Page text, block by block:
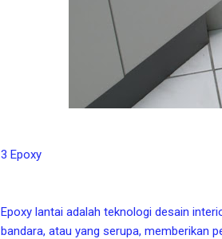
3 Epoxy
Epoxy lantai adalah teknologi desain
bandara, atau yang serupa, memberikan